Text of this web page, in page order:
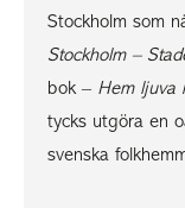
Stockholm som
Stockholm –
bok – Hem ljuva
tycks utgöra en
svenska